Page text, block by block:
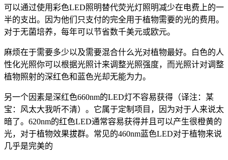
可以通过使用彩色LED照明替代荧光灯照明减少在电费上的一
半的支出。因为他们只支付的完全用于植物需要的光的费用。
对于无菌培养，每年可以节省数千美元或欧元。
麻烦在于需要多少以及需要混合什么光对植物最好。白色的人
性化光照你可以根据光照计来调整光照强度，而光照计对调整
植物照射的深红色和蓝色光却无能为力。
另一个因素是深红色660nm的LED灯不容易获得（译注：某
宝：风太大我听不清）。它属于定制项目，因为对于人来说太
暗了。620nm的红色LED通常容易获得并且可以产生很橙黄的
光，对于植物效果拔群。常见的460nm蓝色LED对于植物来说
几乎是完美的